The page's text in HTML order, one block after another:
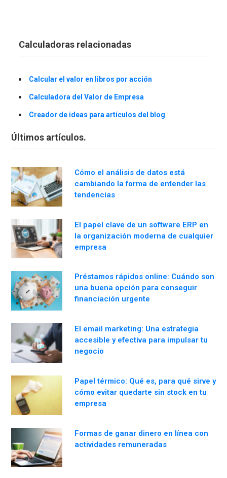
Calculadoras relacionadas
Calcular el valor en libros por acción
Calculadora del Valor de Empresa
Creador de ideas para artículos del blog
Últimos artículos.
Cómo el análisis de datos está
cambiando la forma de entender las
tendencias
El papel clave de un software ERP en
la organización moderna de cualquier
empresa
Préstamos rápidos online: Cuándo son
una buena opción para conseguir
financiación urgente
El email marketing: Una estrategia
accesible y efectiva para impulsar tu
negocio
Papel térmico: Qué es, para qué sirve y
cómo evitar quedarte sin stock en tu
empresa
Formas de ganar dinero en línea con
actividades remuneradas